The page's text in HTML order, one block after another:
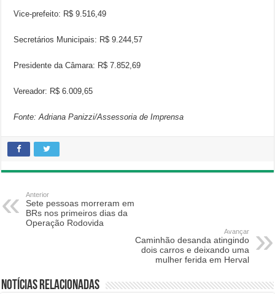
Vice-prefeito: R$ 9.516,49
Secretários Municipais: R$ 9.244,57
Presidente da Câmara: R$ 7.852,69
Vereador: R$ 6.009,65
Fonte: Adriana Panizzi/Assessoria de Imprensa
Anterior
Sete pessoas morreram em
BRs nos primeiros dias da
Operação Rodovida
Avançar
Caminhão desanda atingindo
dois carros e deixando uma
mulher ferida em Herval
Notícias relacionadas